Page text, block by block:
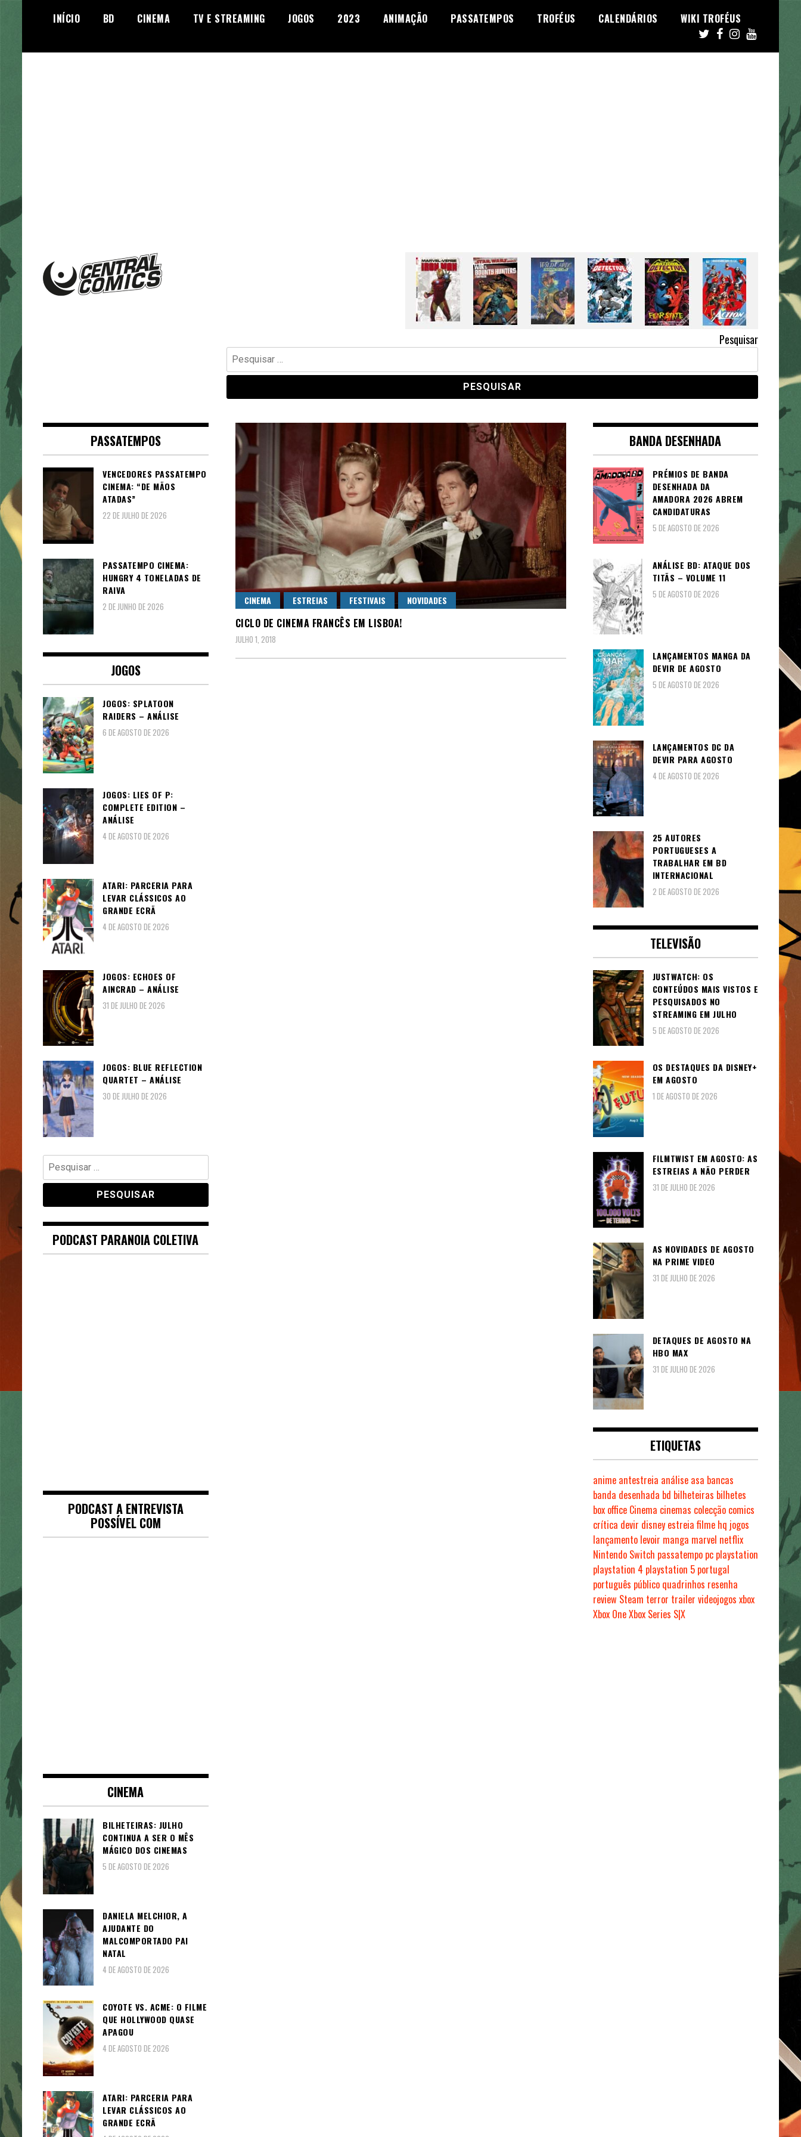
INÍCIO BD CINEMA TV E STREAMING JOGOS 2023 ANIMAÇÃO PASSATEMPOS TROFÉUS CALENDÁRIOS WIKI TROFÉUS
Pesquisar
Pesquisar
por:
CINEMA ESTREIAS FESTIVAIS NOVIDADES
CICLO DE CINEMA FRANCÊS EM LISBOA!
JULHO 1, 2018
PASSATEMPOS
VENCEDORES PASSATEMPO
CINEMA: “DE MÃOS
ATADAS”
22 DE JULHO DE 2026
PASSATEMPO CINEMA:
HUNGRY 4 TONELADAS DE
RAIVA
2 DE JUNHO DE 2026
JOGOS
JOGOS: SPLATOON
RAIDERS – ANÁLISE
6 DE AGOSTO DE 2026
JOGOS: LIES OF P:
COMPLETE EDITION –
ANÁLISE
4 DE AGOSTO DE 2026
ATARI: PARCERIA PARA
LEVAR CLÁSSICOS AO
GRANDE ECRÃ
4 DE AGOSTO DE 2026
JOGOS: ECHOES OF
AINCRAD – ANÁLISE
31 DE JULHO DE 2026
JOGOS: BLUE REFLECTION
QUARTET – ANÁLISE
30 DE JULHO DE 2026
Pesquisar
por:
PODCAST PARANOIA COLETIVA
PODCAST A ENTREVISTA
POSSÍVEL COM
CINEMA
BILHETEIRAS: JULHO
CONTINUA A SER O MÊS
MÁGICO DOS CINEMAS
5 DE AGOSTO DE 2026
DANIELA MELCHIOR, A
AJUDANTE DO
MALCOMPORTADO PAI
NATAL
4 DE AGOSTO DE 2026
COYOTE VS. ACME: O FILME
QUE HOLLYWOOD QUASE
APAGOU
4 DE AGOSTO DE 2026
ATARI: PARCERIA PARA
LEVAR CLÁSSICOS AO
GRANDE ECRÃ
BANDA DESENHADA
PRÉMIOS DE BANDA
DESENHADA DA
AMADORA 2026 ABREM
CANDIDATURAS
5 DE AGOSTO DE 2026
ANÁLISE BD: ATAQUE DOS
TITÃS – VOLUME 11
5 DE AGOSTO DE 2026
LANÇAMENTOS MANGA DA
DEVIR DE AGOSTO
5 DE AGOSTO DE 2026
LANÇAMENTOS DC DA
DEVIR PARA AGOSTO
4 DE AGOSTO DE 2026
25 AUTORES
PORTUGUESES A
TRABALHAR EM BD
INTERNACIONAL
2 DE AGOSTO DE 2026
TELEVISÃO
JUSTWATCH: OS
CONTEÚDOS MAIS VISTOS E
PESQUISADOS NO
STREAMING EM JULHO
5 DE AGOSTO DE 2026
OS DESTAQUES DA DISNEY+
EM AGOSTO
1 DE AGOSTO DE 2026
FILMTWIST EM AGOSTO: AS
ESTREIAS A NÃO PERDER
31 DE JULHO DE 2026
AS NOVIDADES DE AGOSTO
NA PRIME VIDEO
31 DE JULHO DE 2026
DETAQUES DE AGOSTO NA
HBO MAX
31 DE JULHO DE 2026
ETIQUETAS
anime antestreia análise asa bancas
banda desenhada bd bilheteiras bilhetes
box office Cinema cinemas colecção comics
crítica devir disney estreiafilme hq jogos
lançamento levoir manga marvel netflix
Nintendo Switch passatempo pc playstation
playstation 4 playstation 5 portugal
português público quadrinhos resenha
review Steam terror trailer videojogos xbox
Xbox OneXbox Series S|X